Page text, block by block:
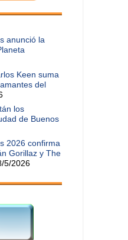
anunció la
Keen suma
del
los
de Buenos
2026 confirma
Gorillaz y The
5/2026